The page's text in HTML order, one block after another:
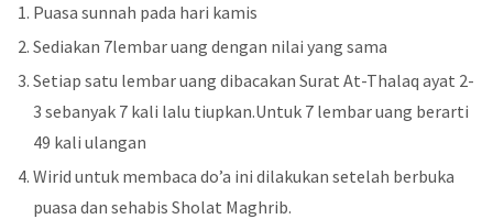
Puasa sunnah pada hari kamis
Sediakan 7lembar uang dengan nilai yang sama
Setiap satu lembar uang dibacakan Surat At-Thalaq ayat 2-
3 sebanyak 7 kali lalu tiupkan.Untuk 7 lembar uang berarti
49 kali ulangan
Wirid untuk membaca do’a ini dilakukan setelah berbuka
puasa dan sehabis Sholat Maghrib.